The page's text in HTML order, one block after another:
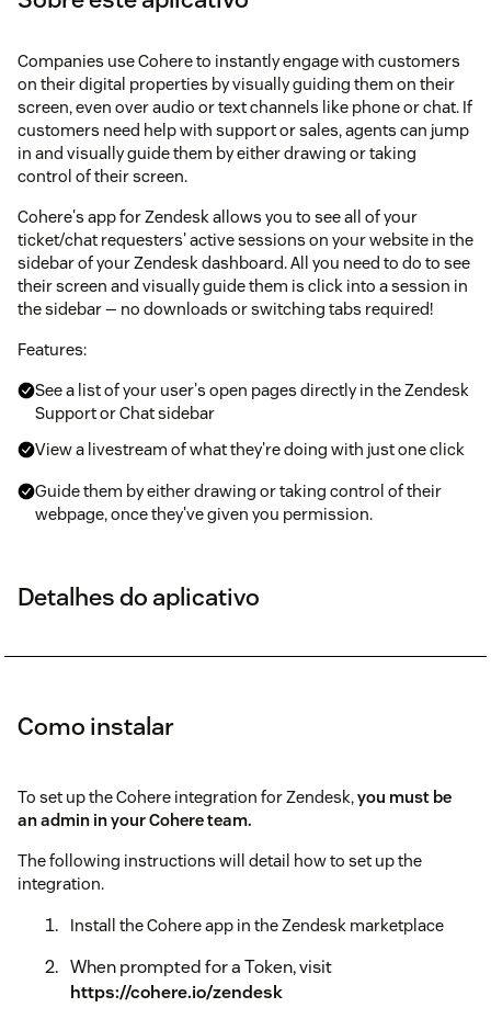
Companies use Cohere to instantly engage with customers
on their digital properties by visually guiding them on their
screen, even over audio or text channels like phone or chat. If
customers need help with support or sales, agents can jump
in and visually guide them by either drawing or taking
control of their screen.
Cohere's app for Zendesk allows you to see all of your
ticket/chat requesters' active sessions on your website in the
sidebar of your Zendesk dashboard. All you need to do to see
their screen and visually guide them is click into a session in
the sidebar — no downloads or switching tabs required!
Features:
See a list of your user's open pages directly in the Zendesk
Support or Chat sidebar
View a livestream of what they're doing with just one click
Guide them by either drawing or taking control of their
webpage, once they've given you permission.
Detalhes do aplicativo
Como instalar
To set up the Cohere integration for Zendesk,you must be
an admin in your Cohere team.
The following instructions will detail how to set up the
integration.
Install the Cohere app in the Zendesk marketplace
When prompted for a Token, visit
https://cohere.io/zendesk